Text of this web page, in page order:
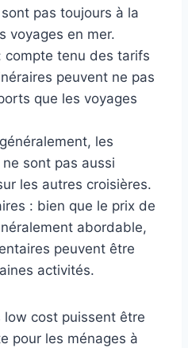
pas toujours à la
voyages en mer.
compte tenu des tarifs
peuvent ne pas
que les voyages
les
sont pas aussi
les autres croisières.
: bien que le prix de
abordable,
peuvent être
activités.
low cost puissent être
pour les ménages à